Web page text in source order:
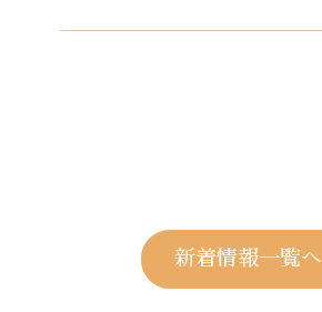
新着情報一覧へ